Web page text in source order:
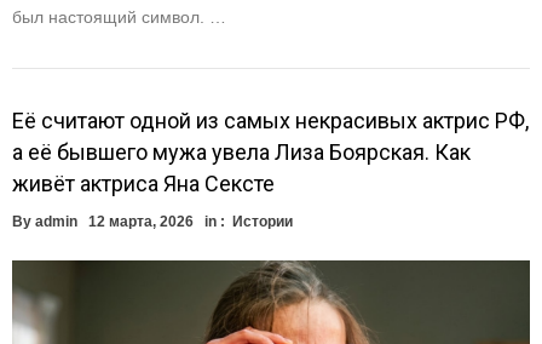
был настоящий символ. …
Её считают одной из самых некрасивых актрис РФ,
а её бывшего мужа увела Лиза Боярская. Как
живёт актриса Яна Сексте
By admin 12 марта, 2026 in : Истории